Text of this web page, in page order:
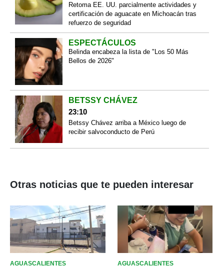
Retoma EE. UU. parcialmente actividades y
certificación de aguacate en Michoacán tras
refuerzo de seguridad
ESPECTÁCULOS
Belinda encabeza la lista de "Los 50 Más
Bellos de 2026"
BETSSY CHÁVEZ
23:10
Betssy Chávez arriba a México luego de
recibir salvoconducto de Perú
Otras noticias que te pueden interesar
AGUASCALIENTES AGUASCALIENTES